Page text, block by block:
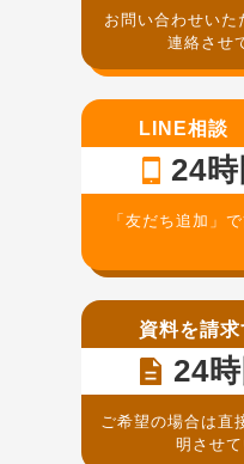
お問い合わせいた
連絡させ
LINE相談
24
「友だち追加」
資料を請求
24
ご希望の場合は直
明させて